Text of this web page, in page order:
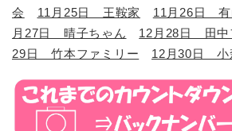
会
11月25日 王鞍家 11月26日 有
月27日 晴子ちゃん
12月28日 田中
29日 竹本ファミリー
12月30日 小